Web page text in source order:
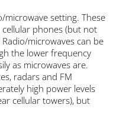
the radio/microwave
and cellular phones
power). Radio/
although the lower
as easily as
States, radars and
to moderately high
cm2 near cellular